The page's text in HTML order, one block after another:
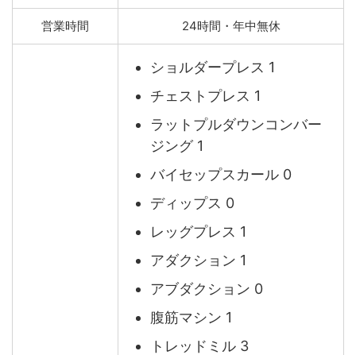
営業時間 24時間・年中無休
ショルダープレス 1
チェストプレス 1
ラットプルダウンコンバー
ジング 1
バイセップスカール 0
ディップス 0
レッグプレス 1
アダクション 1
アブダクション 0
腹筋マシン 1
トレッドミル 3